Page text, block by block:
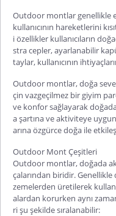
Outdoor montlar genellikle
kullanıcının hareketlerini
i özellikler kullanıcıların
stra cepler, ayarlanabilir
taylar, kullanıcının
Outdoor montlar, doğa
çin vazgeçilmez bir giyim
ve konfor sağlayarak
a şartına ve aktiviteye
arına özgürce doğa ile
Outdoor Mont Çeşitleri
Outdoor montlar, doğada
çalarından biridir. Genellikle
zemelerden üretilerek
alardan korurken aynı
ri şu şekilde sıralanabilir: